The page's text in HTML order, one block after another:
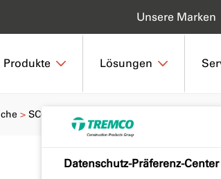
Produkte Lösungen
Unsere Marken
SC605 Lösemittelhaltige
Datenschutz-Präferenz-Center